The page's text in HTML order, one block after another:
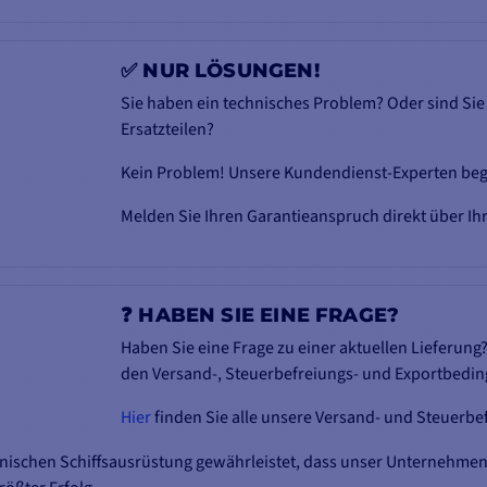
✅ NUR LÖSUNGEN!
Sie haben ein technisches Problem? Oder sind
Ersatzteilen?
Kein Problem! Unsere Kundendienst-Experten
Melden Sie Ihren Garantieanspruch direkt über
❓ HABEN SIE EINE FRAGE?
Haben Sie eine Frage zu einer aktuellen
den Versand-, Steuerbefreiungs- und
Hierfinden Sie alle unsere Versand- und
Schiffsausrüstung gewährleistet, dass unser